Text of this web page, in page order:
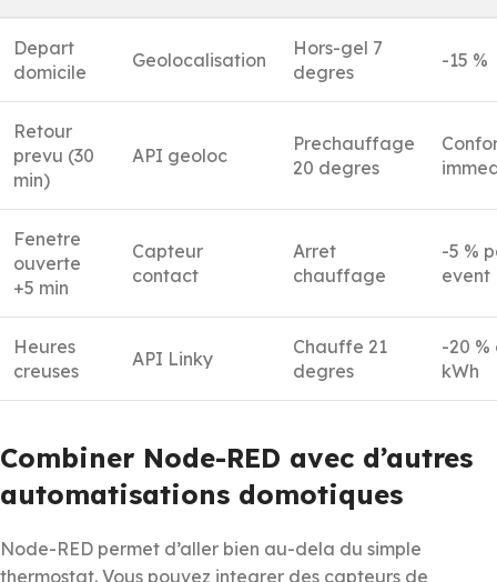
Depart
domicile
Geolocalisation
Hors-gel 7
degres
-15 %
Retour
prevu (30
min)
API geoloc
Prechauffage
20 degres
Fenetre
ouverte
+5 min
Capteur
contact
Arret
chauffage
-5 %
event
Heures
creuses
API Linky
Chauffe 21
degres
-20 %
kWh
Combiner Node-RED avec d’autres
automatisations domotiques
Node-RED permet d’aller bien au-dela du simple
thermostat. Vous pouvez integrer des capteurs de